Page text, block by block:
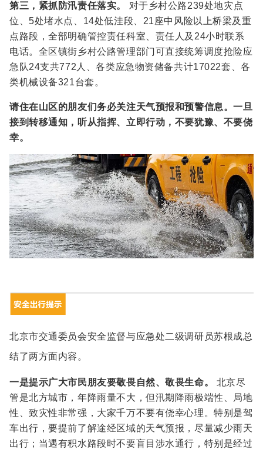
第三，紧抓防汛责任落实。
对于乡村公路239处地灾点
位、5处堵水点、14处低洼段、21座中风险以上桥梁及重
点路段，全部明确管控责任科室、责任人及24小时联系
电话。全区镇街乡村公路管理部门可直接统筹调度抢险应
急队24支共772人、各类应急物资储备共计17022套、各
类机械设备321台套。
请住在山区的朋友们务必关注天气预报和预警信息。一旦
接到转移通知，听从指挥、立即行动，不要犹豫、不要侥
幸。
北京市交通委员会安全监督与应急处二级调研员苏根成总
结了两方面内容。
一是提示广大市民朋友要敬畏自然、敬畏生命。
北京尽
管是北方城市，年降雨量不大，但汛期降雨极端性、局地
性、致灾性非常强，大家千万不要有侥幸心理。特别是驾
车出行，要提前了解途经区域的天气预报，尽量减少雨天
出行；当遇有积水路段时不要盲目涉水通行，特别是经过